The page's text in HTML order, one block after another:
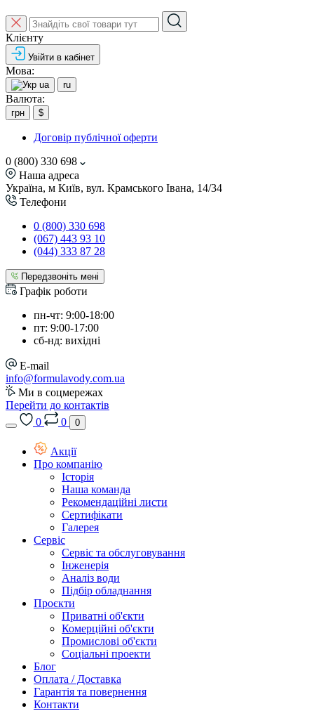
Клієнту
Увійти в кабінет
Мова:
ua ru
Валюта:
грн $
Договір публічної оферти
0 (800) 330 698
Наша адреса
Україна, м Київ, вул. Крамського Івана, 14/34
Телефони
0 (800) 330 698
(067) 443 93 10
(044) 333 87 28
Передзвоніть мені
Графік роботи
пн-чт: 9:00-18:00
пт: 9:00-17:00
сб-нд: вихідні
E-mail
info@formulavody.com.ua
Ми в соцмережах
Перейти до контактів
0
0 0
Акції
Про компанію
Історія
Наша команда
Рекомендаційні листи
Сертифікати
Галерея
Сервіс
Сервіс та обслуговування
Інженерія
Аналіз води
Підбір обладнання
Проєкти
Приватні об'єкти
Комерційні об'єкти
Промислові об'єкти
Соціальні проекти
Блог
Оплата / Доставка
Гарантія та повернення
Контакти